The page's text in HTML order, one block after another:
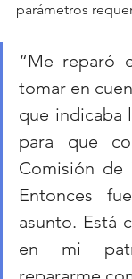
parámetros
“Me reparó
tomar en
que indicaba
para que
Comisión de
Entonces
asunto. Está
en mi